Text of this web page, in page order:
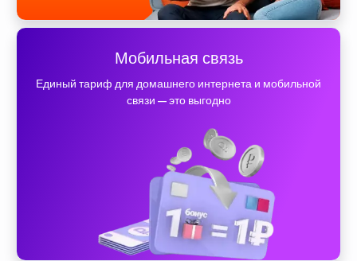
Мобильная связь
Единый тариф для домашнего интернета и мобильной
связи — это выгодно